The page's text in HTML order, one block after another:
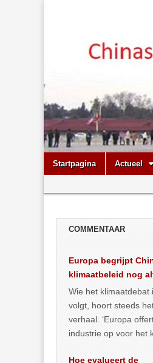
Main
menu
Skip
Startpagina Actueel
menu
COMMENTAAR
Europa begrijpt
klimaatbeleid nog
Wie het klimaatdebat
volgt, hoort steeds
verhaal. ‘Europa
industrie op voor het
Hoe evalueert de